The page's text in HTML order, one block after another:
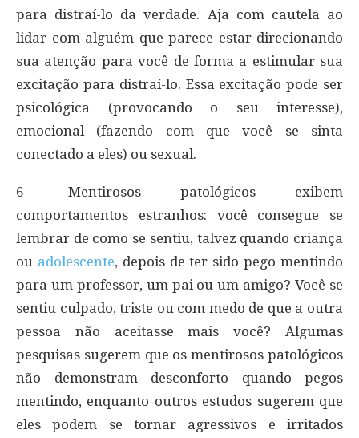
para distraí-lo da verdade. Aja com cautela ao
lidar com alguém que parece estar direcionando
sua atenção para você de forma a estimular sua
excitação para distraí-lo. Essa excitação pode ser
psicológica (provocando o seu interesse),
emocional (fazendo com que você se sinta
conectado a eles) ou sexual.
6- Mentirosos patológicos exibem
comportamentos estranhos: você consegue se
lembrar de como se sentiu, talvez quando criança
ou adolescente, depois de ter sido pego mentindo
para um professor, um pai ou um amigo? Você se
sentiu culpado, triste ou com medo de que a outra
pessoa não aceitasse mais você? Algumas
pesquisas sugerem que os mentirosos patológicos
não demonstram desconforto quando pegos
mentindo, enquanto outros estudos sugerem que
eles podem se tornar agressivos e irritados